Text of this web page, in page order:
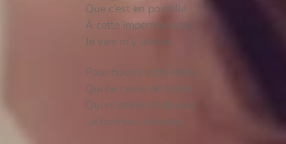
Que c’est en pointillé
À cette impermanence
Je vais m’y atteler.
Pour nourrir cette étoile
Qui ne cesse de briller
Qui m’anime et dévoile
Le bonheur d’exister.